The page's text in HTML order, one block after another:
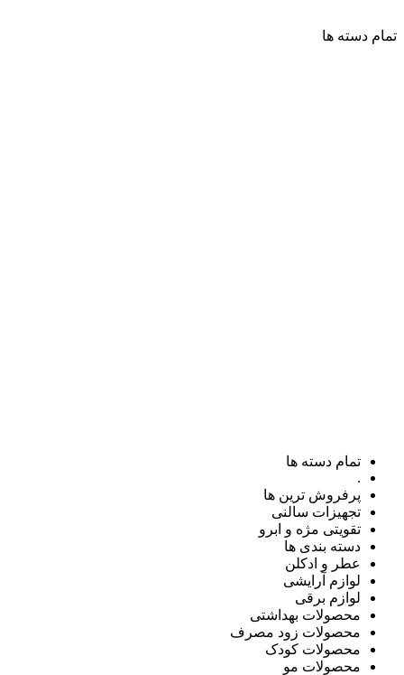
تمام دسته ها
تمام دسته ها
.
پرفروش ترین ها
تجهیزات سالنی
تقویتی مژه و ابرو
دسته بندی ها
عطر و ادکلن
لوازم آرایشی
لوازم برقی
محصولات بهداشتی
محصولات زود مصرف
محصولات کودک
محصولات مو